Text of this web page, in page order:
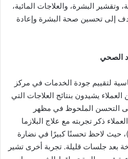
البشرة، والعلاجات المائية،
إلى تحسين صحة البشرة وإعادة
الصحي
لتقييم جودة الخدمات في مركز
يشيدون بنتائج العلاجات التي
التحسن الملحوظ في مظهر
ذكر تجربته مع علاج البلازما
الغنية بالصفائح الدموية (PRP)، حيث لاحظ تحسنًا كبيرًا في نضارة
بعد جلسات قليلة. تجربة أخرى تشير